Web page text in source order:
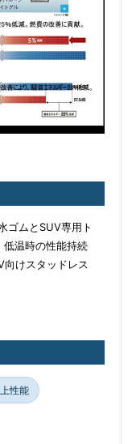
ゴムとSUV専用ト
低温時の性能持続
けスタッドレス
性能